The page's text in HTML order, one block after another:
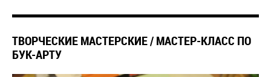
ТВОРЧЕСКИЕ МАСТЕРСКИЕ / МАСТЕР-КЛАСС ПО
БУК-АРТУ